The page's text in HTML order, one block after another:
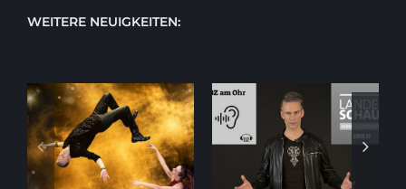
WEITERE NEUIGKEITEN:
IMPOSSIBLE
Aktuelle Auftritte in
Fernsehen &
Podcasts